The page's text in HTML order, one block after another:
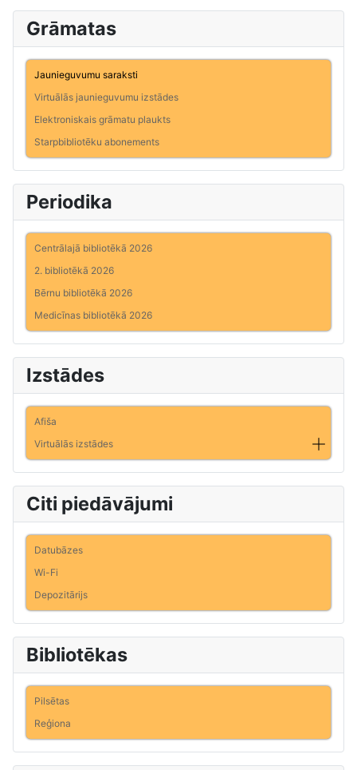
Grāmatas
Jaunieguvumu saraksti
Virtuālās jaunieguvumu izstādes
Elektroniskais grāmatu plaukts
Starpbibliotēku abonements
Periodika
Centrālajā bibliotēkā 2026
2. bibliotēkā 2026
Bērnu bibliotēkā 2026
Medicīnas bibliotēkā 2026
Izstādes
Afiša
Virtuālās izstādes
Citi piedāvājumi
Datubāzes
Wi-Fi
Depozitārijs
Bibliotēkas
Pilsētas
Reģiona